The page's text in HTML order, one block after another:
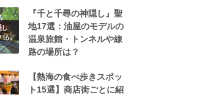
『千と千尋の神隠し』聖
地17選：油屋のモデルの
温泉旅館・トンネルや線
路の場所は？
【熱海の食べ歩きスポッ
ト15選】商店街ごとに紹